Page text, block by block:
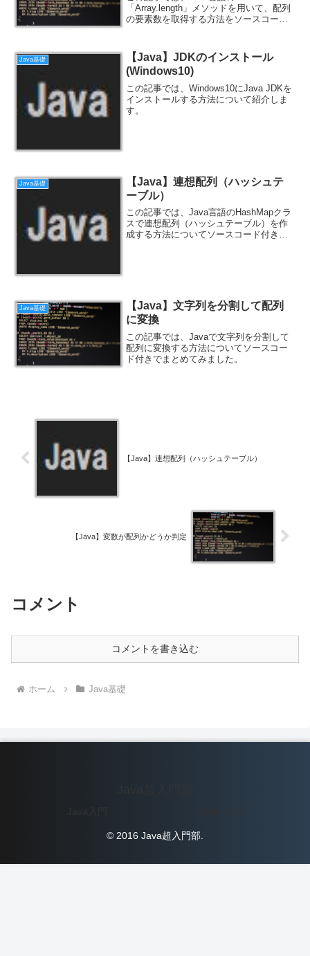
「Array.length」メソッドを用いて、配列
の要素数を取得する方法をソースコード
Java基礎
【Java】JDKのインストール
(Windows10)
この記事では、Windows10にJava JDKを
インストールする方法について紹介しま
す。
Java基礎
【Java】連想配列（ハッシュテ
ーブル）
この記事では、Java言語のHashMapクラ
スで連想配列（ハッシュテーブル）を作
成する方法についてソースコード付きで
Java基礎
【Java】文字列を分割して配列
に変換
この記事では、Javaで文字列を分割して
配列に変換する方法についてソースコー
ド付きでまとめてみました。
【Java】連想配列（ハッシュテーブル）
【Java】変数が配列かどうか判定
コメント
コメントを書き込む
ホーム Java基礎
© 2016 Java超入門部.